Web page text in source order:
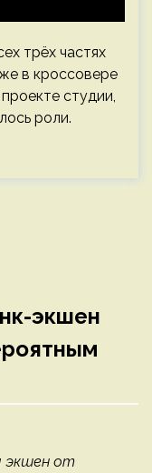
трёх частях
в кроссовере
студии,
роли.
экшен
экшен от